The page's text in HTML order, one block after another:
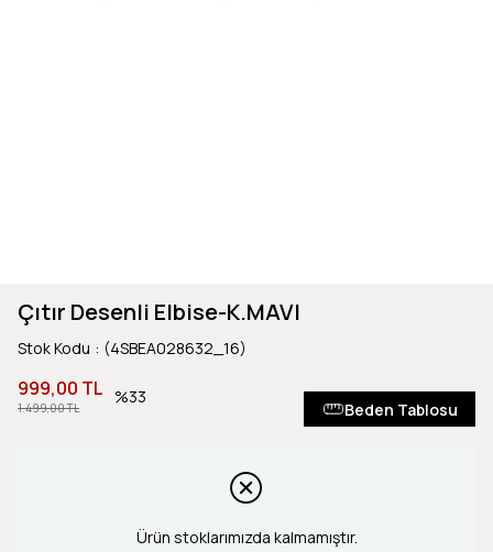
Çıtır Desenli Elbise-K.MAVI
Stok Kodu (4SBEA028632_16)
1.499,00 TL
999,00 TL 33
Beden Tablosu
Ürün stoklarımızda kalmamıştır.